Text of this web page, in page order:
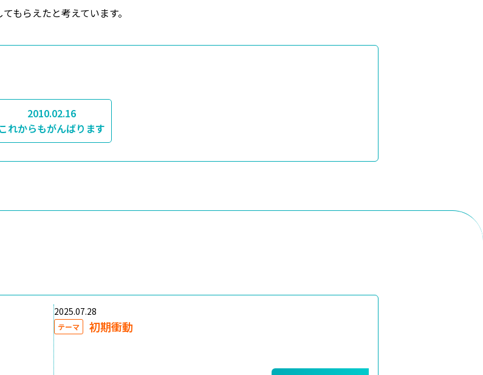
もらえたと考えています。
2010.02.16
これからもがんばります
2025.07.28
テーマ 初期衝動